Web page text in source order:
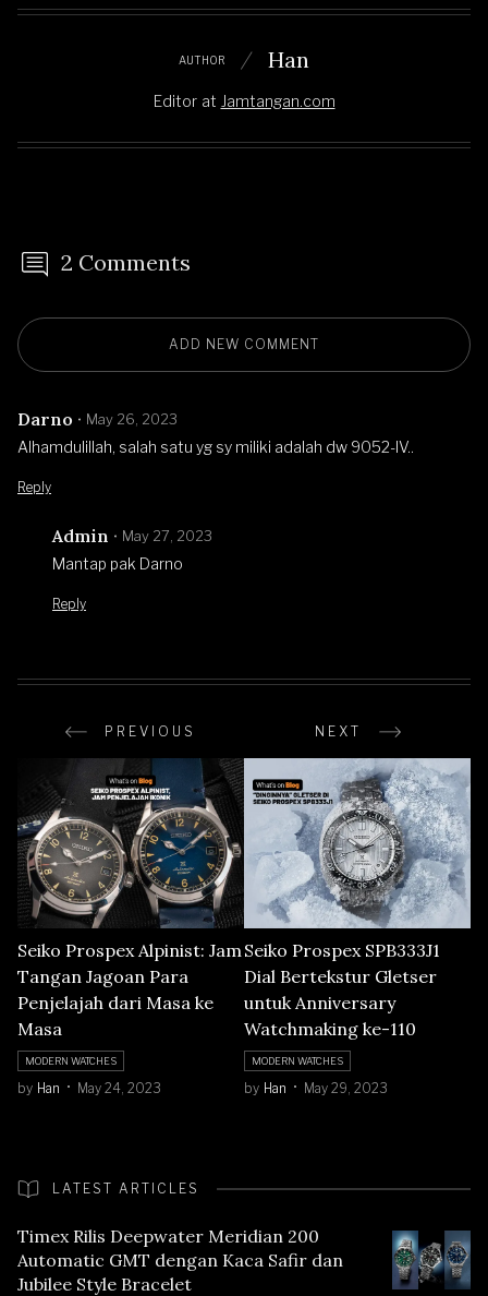
AUTHOR Han
Editor at Jamtangan.com
2 Comments
ADD NEW COMMENT
Darno May 26, 2023
Alhamdulillah, salah satu yg sy miliki adalah dw 9052-IV..
Reply
Admin May 27, 2023
Mantap pak Darno
Reply
PREVIOUS NEXT
Seiko Prospex Alpinist: Jam
Tangan Jagoan Para
Penjelajah dari Masa ke
Masa
MODERN WATCHES
by Han May 24, 2023
Seiko Prospex SPB333J1
Dial Bertekstur Gletser
untuk Anniversary
Watchmaking ke-110
MODERN WATCHES
by Han May 29, 2023
LATEST ARTICLES
Timex Rilis Deepwater Meridian 200
Automatic GMT dengan Kaca Safir dan
Jubilee Style Bracelet